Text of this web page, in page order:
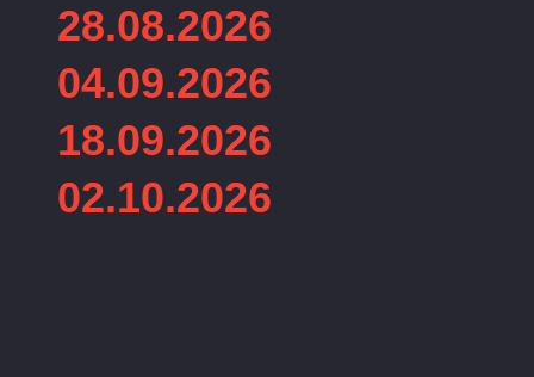
28.08.2026
04.09.2026
18.09.2026
02.10.2026